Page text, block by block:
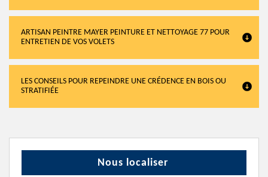
ARTISAN PEINTRE MAYER PEINTURE ET NETTOYAGE 77 POUR
ENTRETIEN DE VOS VOLETS
LES CONSEILS POUR REPEINDRE UNE CRÉDENCE EN BOIS OU
STRATIFIÉE
Nous localiser